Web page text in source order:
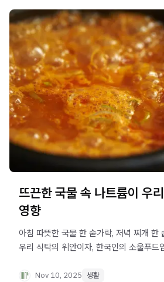
뜨끈한 국물 속 나트륨이 우
영향
아침 따뜻한 국물 한 숟가락, 저녁 찌개 한
우리 식탁의 위안이자, 한국인의 소울푸드
여러분도 공감하시나요? 그런데 어느 날,
Nov 10, 2025 생활